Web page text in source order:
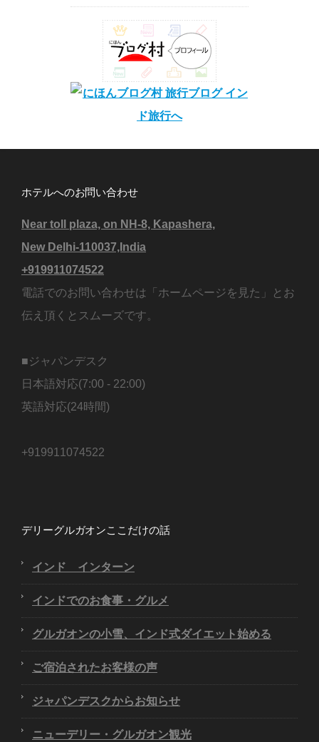
ホテルへのお問い合わせ
Near toll plaza, on NH-8, Kapashera,
New Delhi-110037,India
+919911074522
電話でのお問い合わせは「ホームページを見た」とお
伝え頂くとスムーズです。
■ジャパンデスク
日本語対応(7:00 - 22:00)
英語対応(24時間)
+919911074522
デリーグルガオンここだけの話
インド インターン
インドでのお食事・グルメ
グルガオンの小雪、インド式ダイエット始める
ご宿泊されたお客様の声
ジャパンデスクからお知らせ
ニューデリー・グルガオン観光